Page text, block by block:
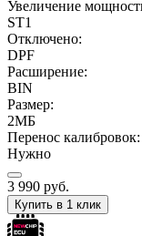
Увеличение
ST1
Отключено:
DPF
Расширение:
BIN
Размер:
2МБ
Перенос калибровок:
Нужно
3 990 руб.
Купить в 1 клик